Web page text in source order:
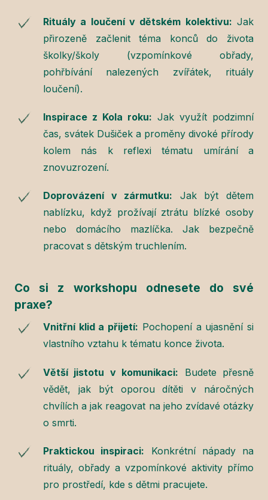
Rituály a loučení v dětském kolektivu: Jak
přirozeně začlenit téma konců do života
školky/školy (vzpomínkové obřady,
pohřbívání nalezených zvířátek, rituály
loučení).
Inspirace z Kola roku: Jak využít podzimní
čas, svátek Dušiček a proměny divoké přírody
kolem nás k reflexi tématu umírání a
znovuzrození.
Doprovázení v zármutku: Jak být dětem
nablízku, když prožívají ztrátu blízké osoby
nebo domácího mazlíčka. Jak bezpečně
pracovat s dětským truchlením.
Co si z workshopu odnesete do své
praxe?
Vnitřní klid a přijetí: Pochopení a ujasnění si
vlastního vztahu k tématu konce života.
Větší jistotu v komunikaci: Budete přesně
vědět, jak být oporou dítěti v náročných
chvílích a jak reagovat na jeho zvídavé otázky
o smrti.
Praktickou inspiraci: Konkrétní nápady na
rituály, obřady a vzpomínkové aktivity přímo
pro prostředí, kde s dětmi pracujete.